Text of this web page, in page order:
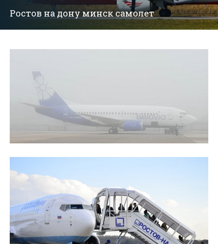
Ростов на дону минск самолет